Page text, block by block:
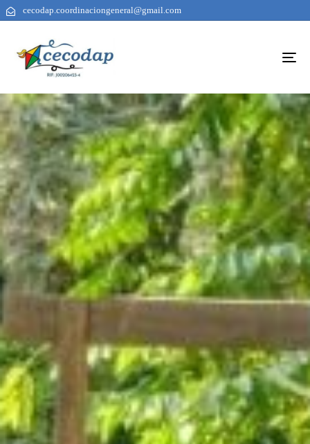
cecodap.coordinaciongeneral@gmail.com
AUTHOR
PUBLISHED
ON:
PUBLISHED
IN: